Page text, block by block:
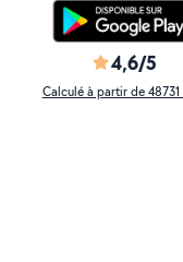
4,6/5
Calculé à partir de 48731